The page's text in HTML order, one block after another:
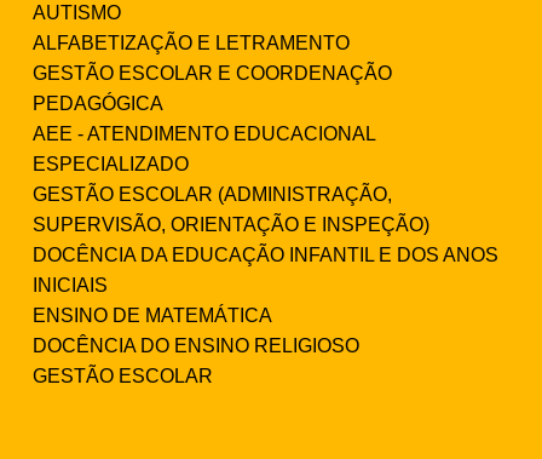
AUTISMO
ALFABETIZAÇÃO E LETRAMENTO
GESTÃO ESCOLAR E COORDENAÇÃO
PEDAGÓGICA
AEE - ATENDIMENTO EDUCACIONAL
ESPECIALIZADO
GESTÃO ESCOLAR (ADMINISTRAÇÃO,
SUPERVISÃO, ORIENTAÇÃO E INSPEÇÃO)
DOCÊNCIA DA EDUCAÇÃO INFANTIL E DOS ANOS
INICIAIS
ENSINO DE MATEMÁTICA
DOCÊNCIA DO ENSINO RELIGIOSO
GESTÃO ESCOLAR